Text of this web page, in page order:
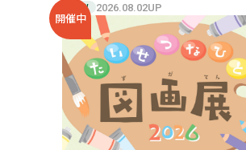
NEW 2026.08.02UP
開催中